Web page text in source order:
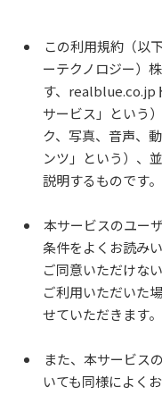
この利用規約（以
ーテクノロジー）
す、realblue.co.jp
サービス」という
ク、写真、音声、
ンツ」という）、
説明するものです。
本サービスのユー
条件をよくお読み
ご同意いただけな
ご利用いただいた
せていただきます。
また、本サービス
いても同様によく